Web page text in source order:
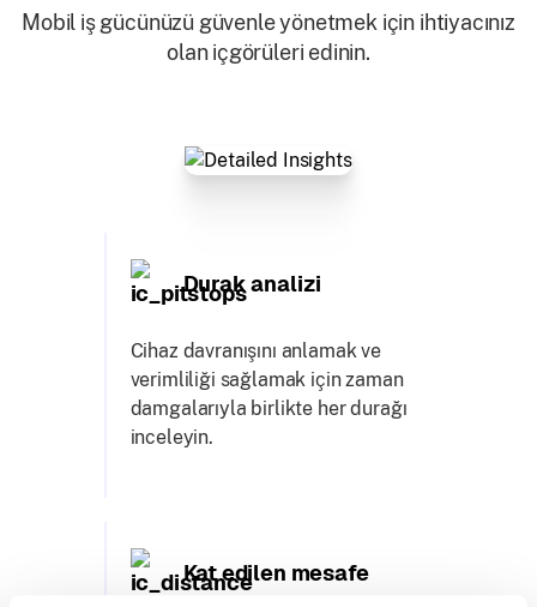
Mobil iş gücünüzü güvenle yönetmek için ihtiyacınız
olan içgörüleri edinin.
Durak analizi
Cihaz davranışını anlamak ve
verimliliği sağlamak için zaman
damgalarıyla birlikte her durağı
inceleyin.
Kat edilen mesafe